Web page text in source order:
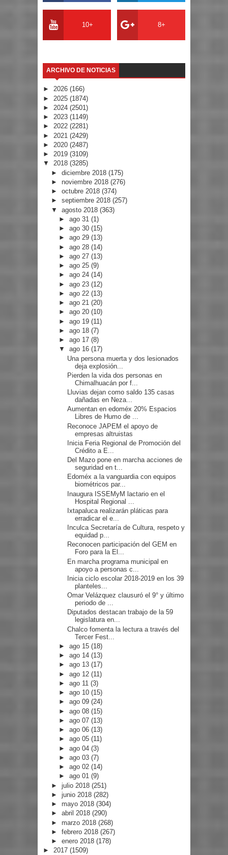
10+ 8+
ARCHIVO DE NOTICIAS
► 2026 (166)
► 2025 (1874)
► 2024 (2501)
► 2023 (1149)
► 2022 (2281)
► 2021 (2429)
► 2020 (2487)
► 2019 (3109)
▼ 2018 (3285)
► diciembre 2018 (175)
► noviembre 2018 (276)
► octubre 2018 (374)
► septiembre 2018 (257)
▼ agosto 2018 (363)
►ago 31(1)
►ago 30(15)
►ago 29(13)
►ago 28(14)
►ago 27(13)
►ago 25(9)
►ago 24(14)
►ago 23(12)
►ago 22(13)
►ago 21(20)
►ago 20(10)
►ago 19(11)
►ago 18(7)
►ago 17(8)
▼ago 16(17)
Una persona muerta y dos lesionados
deja explosión...
Pierden la vida dos personas en
Chimalhuacán por f...
Lluvias dejan como saldo 135 casas
dañadas en Neza...
Aumentan en edoméx 20% Espacios
Libres de Humo de ...
Reconoce JAPEM el apoyo de
empresas altruistas
Inicia Feria Regional de Promoción del
Crédito a E...
Del Mazo pone en marcha acciones de
seguridad en t...
Edoméx a la vanguardia con equipos
biométricos par...
Inaugura ISSEMyM lactario en el
Hospital Regional ...
Ixtapaluca realizarán pláticas para
erradicar el e...
Inculca Secretaría de Cultura, respeto y
equidad p...
Reconocen participación del GEM en
Foro para la El...
En marcha programa municipal en
apoyo a personas c...
Inicia ciclo escolar 2018-2019 en los 39
planteles...
Omar Velázquez clausuró el 9° y último
periodo de ...
Diputados destacan trabajo de la 59
legislatura en...
Chalco fomenta la lectura a través del
Tercer Fest...
►ago 15(18)
►ago 14(13)
►ago 13(17)
►ago 12(11)
►ago 11(3)
►ago 10(15)
►ago 09(24)
►ago 08(15)
►ago 07(13)
►ago 06(13)
►ago 05(11)
►ago 04(3)
►ago 03(7)
►ago 02(14)
►ago 01(9)
► julio 2018 (251)
► junio 2018 (282)
► mayo 2018 (304)
► abril 2018 (290)
► marzo 2018 (268)
► febrero 2018 (267)
► enero 2018 (178)
► 2017 (1509)